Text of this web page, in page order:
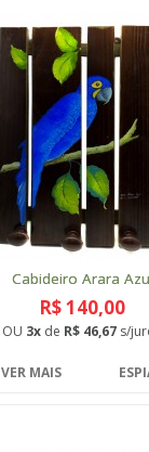
Cabideiro Arara
R$ 140,00
OU 3x de R$ 46,67 s/
VER MAIS